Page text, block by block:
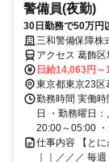
警備員(夜勤)
30日勤務で50万円
三和警備保障
アクセス 葛飾
談可 ■電話面接
日給14,063円～
東京都東京23区
勤務時間 実働
日 ・勤務曜日
20:00～05:00
仕事内容 【と
｜｜／／／ 毎